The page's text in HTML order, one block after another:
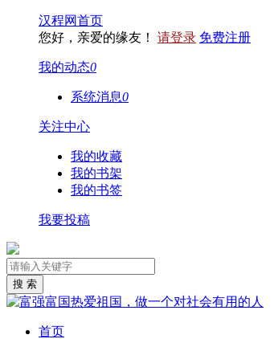
汉程网首页
您好，亲爱的缘友！ 请登录 免费注册
我的动态0
系统消息0
关注中心
我的收藏
我的书架
我的书签
我要投稿
首页